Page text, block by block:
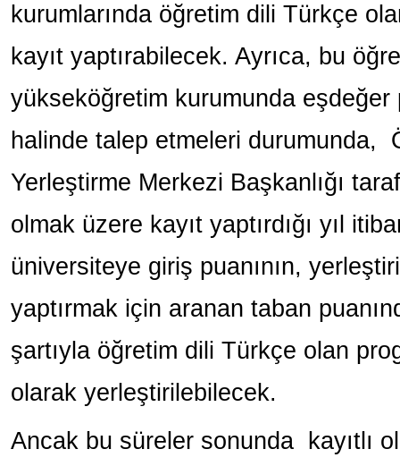
kurumlarında öğretim dili Türkçe
kayıt yaptırabilecek. Ayrıca, bu
yükseköğretim kurumunda eşdeğer
halinde talep etmeleri durumunda,
Yerleştirme Merkezi Başkanlığı
olmak üzere kayıt yaptırdığı yıl
üniversiteye giriş puanının,
yaptırmak için aranan taban
şartıyla öğretim dili Türkçe olan
olarak yerleştirilebilecek.
Ancak bu süreler sonunda kayıtlı